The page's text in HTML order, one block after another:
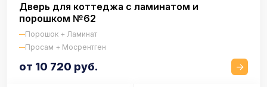
Дверь для коттеджа с ламинатом и
порошком №62
Порошок + Ламинат
Просам + Мосрентген
от 10 720 руб.